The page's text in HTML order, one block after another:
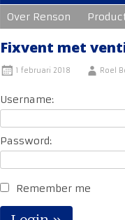
naar
de
inhoud
Over Renson
Fixvent met
1 februari 2018 Roel
Username:
Password:
Remember me